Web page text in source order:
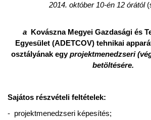
2014. október 10-én 12 órától
a Kovászna Megyei Gazdasági és
Egyesület (ADETCOV) tehnikai
osztályának egyprojektmenedzseri
betöltésére.
Sajátos részvételi feltételek:
- projektmenedzseri képesítés;